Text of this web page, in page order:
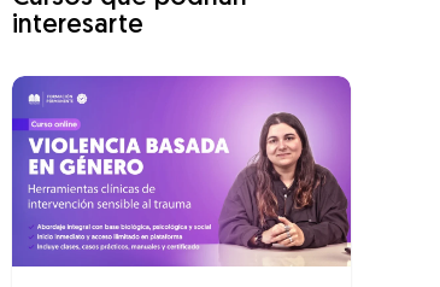
interesarte